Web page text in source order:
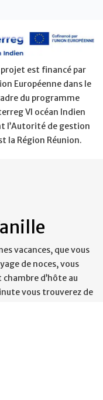
projet est financé par
Européenne dans le
du programme
VI océan Indien
l’Autorité de gestion
la Région Réunion.
vacances, que vous
de noces, vous
d’hôte au
vous trouverez de